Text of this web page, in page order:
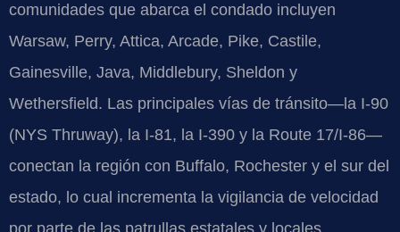
comunidades que abarca el condado incluyen
Warsaw, Perry, Attica, Arcade, Pike, Castile,
Gainesville, Java, Middlebury, Sheldon y
Wethersfield. Las principales vías de tránsito—la I-90
(NYS Thruway), la I-81, la I-390 y la Route 17/I-86—
conectan la región con Buffalo, Rochester y el sur del
estado, lo cual incrementa la vigilancia de velocidad